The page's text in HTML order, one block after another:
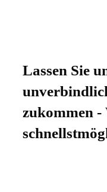
Lassen Sie
zukommen -